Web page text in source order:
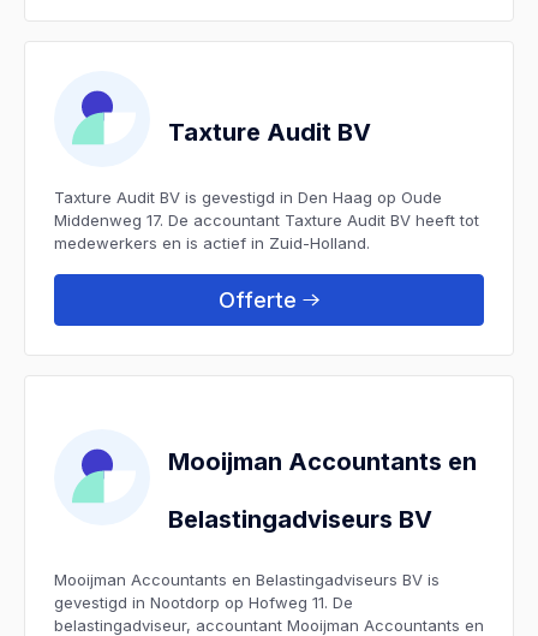
Taxture Audit BV
Taxture Audit BV is gevestigd in Den Haag op Oude
Middenweg 17. De accountant Taxture Audit BV heeft tot
medewerkers en is actief in Zuid-Holland.
Offerte
Mooijman Accountants en
Belastingadviseurs BV
Mooijman Accountants en Belastingadviseurs BV is
gevestigd in Nootdorp op Hofweg 11. De
belastingadviseur, accountant Mooijman Accountants en